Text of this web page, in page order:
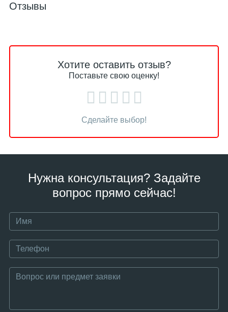
Отзывы
Хотите оставить отзыв?
Поставьте свою оценку!
Сделайте выбор!
Нужна консультация? Задайте
вопрос прямо сейчас!